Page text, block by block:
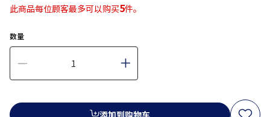
此商品每位顾客最多可以购买5件。
数量
添加到购物车